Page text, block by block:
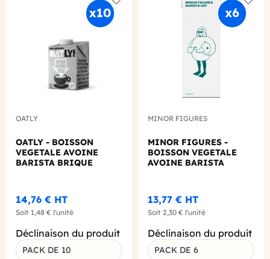
Add to wishlist
OATLY
OATLY - BOISSON
VEGETALE AVOINE
BARISTA BRIQUE
14,76 € HT
Soit 1,48 € l'unité
Déclinaison du produit
PACK DE 10
Add
MINOR FIGURES
MINOR FIGURES -
BOISSON VEGETALE
AVOINE BARISTA
13,77 € HT
Soit 2,30 € l'unité
Déclinaison du produit
PACK DE 6